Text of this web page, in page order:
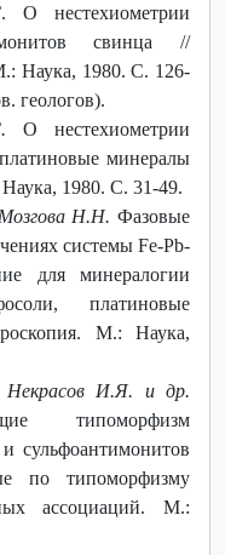
. О нестехиометрии
свинца //
Наука, 1980. С. 126-
геологов).
О нестехиометрии
минералы
1980. С. 31-49.
Н.Н. Фазовые
системы Fe-Pb-
для минералогии
платиновые
М.: Наука,
И.Я. и др.
типоморфизм
сульфоантимонитов
по типоморфизму
ассоциаций. М.: